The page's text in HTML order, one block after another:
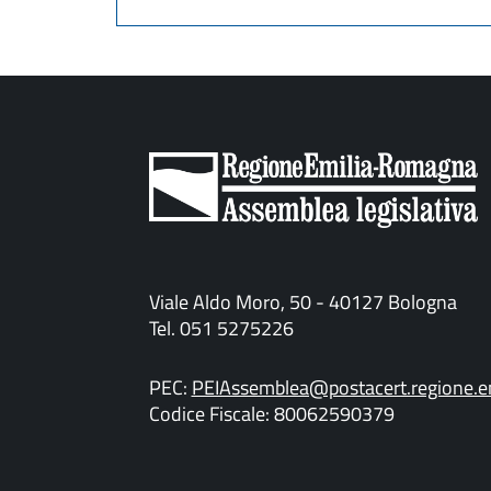
Viale Aldo Moro, 50 - 40127 Bologna
Tel. 051 5275226
PEC:
Codice Fiscale: 80062590379